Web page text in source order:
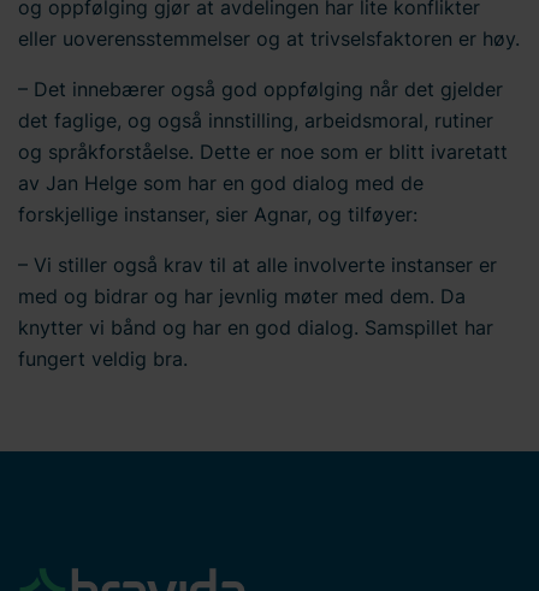
og oppfølging gjør at avdelingen har lite konflikter
eller uoverensstemmelser og at trivselsfaktoren er høy.
– Det innebærer også god oppfølging når det gjelder
det faglige, og også innstilling, arbeidsmoral, rutiner
og språkforståelse. Dette er noe som er blitt ivaretatt
av Jan Helge som har en god dialog med de
forskjellige instanser, sier Agnar, og tilføyer:
– Vi stiller også krav til at alle involverte instanser er
med og bidrar og har jevnlig møter med dem. Da
knytter vi bånd og har en god dialog. Samspillet har
fungert veldig bra.